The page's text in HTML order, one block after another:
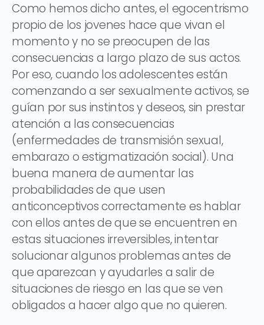
Como hemos dicho antes, el egocentrismo
propio de los jovenes hace que vivan el
momento y no se preocupen de las
consecuencias a largo plazo de sus actos.
Por eso, cuando los adolescentes están
comenzando a ser sexualmente activos, se
guían por sus instintos y deseos, sin prestar
atención a las consecuencias
(enfermedades de transmisión sexual,
embarazo o estigmatización social). Una
buena manera de aumentar las
probabilidades de que usen
anticonceptivos correctamente es hablar
con ellos antes de que se encuentren en
estas situaciones irreversibles, intentar
solucionar algunos problemas antes de
que aparezcan y ayudarles a salir de
situaciones de riesgo en las que se ven
obligados a hacer algo que no quieren.